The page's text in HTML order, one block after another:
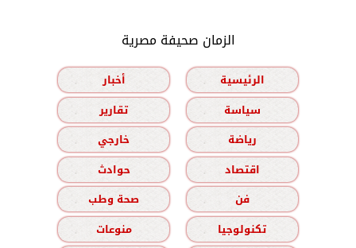
الزمان صحيفة مصرية
الرئيسية
أخبار
سياسة
تقارير
رياضة
خارجي
اقتصاد
حوادث
فن
صحة وطب
تكنولوجيا
منوعات